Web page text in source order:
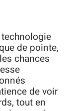
de pointe,
chances
de voir
tout en